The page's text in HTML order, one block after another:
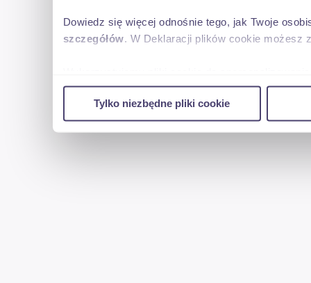
Dowiedz się więcej odnośnie tego, jak Twoje
szczegółów. W Deklaracji plików cookie możesz
w naszej witrynie. Informacje o tym, jak
reklamowym i analitycznym. Partnerzy mogą
uzyskanymi podczas korzystania z ich usług.
Tylko niezbędne pliki cookie